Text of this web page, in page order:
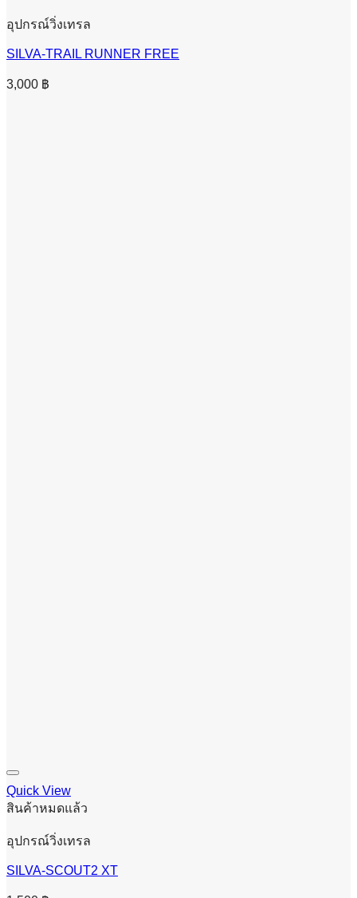
อุปกรณ์วิ่งเทรล
SILVA-TRAIL RUNNER FREE
3,000 ฿
Quick View
สินค้าหมดแล้ว
อุปกรณ์วิ่งเทรล
SILVA-SCOUT2 XT